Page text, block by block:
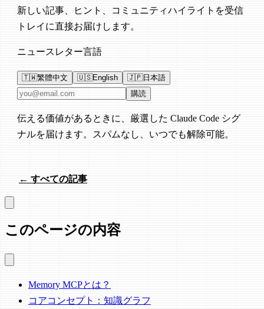
新しい記事、ヒント、コミュニティハイライトを受信
トレイに直接お届けします。
ニュースレター言語
🇹🇼繁體中文 🇺🇸English 🇯🇵日本語
メールアドレス 購読
伝える価値があるときに、厳選した Claude Code シグ
ナルを届けます。スパムなし、いつでも解除可能。
← すべての記事
このページの内容
Memory MCPとは？
コアコンセプト：知識グラフ